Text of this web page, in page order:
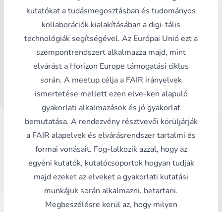
kutatókat a tudásmegosztásban és tudományos
kollaborációk kialakításában a digi-tális
technológiák segítségével. Az Európai Unió ezt a
szempontrendszert alkalmazza majd, mint
elvárást a Horizon Europe támogatási ciklus
során. A meetup célja a FAIR irányelvek
ismertetése mellett ezen elve-ken alapuló
gyakorlati alkalmazások és jó gyakorlat
bemutatása. A rendezvény résztvevői körüljárják
a FAIR alapelvek és elvárásrendszer tartalmi és
formai vonásait. Fog-lalkozik azzal, hogy az
egyéni kutatók, kutatócsoportok hogyan tudják
majd ezeket az elveket a gyakorlati kutatási
munkájuk során alkalmazni, betartani.
Megbeszélésre kerül az, hogy milyen